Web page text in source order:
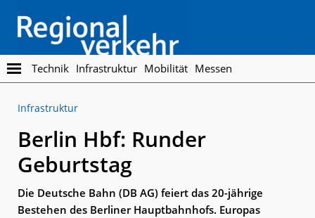
main
content
footer
Regionalverkehr
Die
Fachzeitschrift
den
Personennahverkehr
Technik Infrastruktur Mobilität Messen
Infrastruktur
Berlin Hbf: Runder
Geburtstag
Die Deutsche Bahn (DB AG) feiert das 20-jährige
Bestehen des Berliner Hauptbahnhofs. Europas